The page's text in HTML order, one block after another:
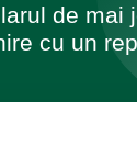
de mai
cu un